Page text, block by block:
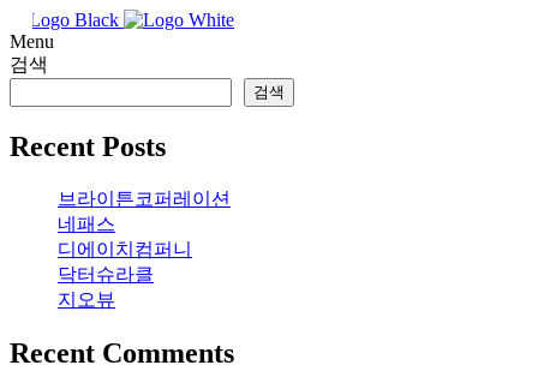
SERVICE
MARKETING
DESIGN
VIDEO
Menu
검색
검색
Recent Posts
브라이튼코퍼레이션
네패스
디에이치컴퍼니
닥터슈라클
지오뷰
Recent Comments